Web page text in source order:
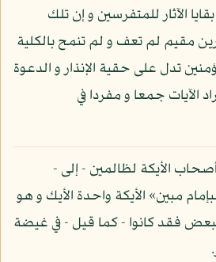
الآثار للمتفرسين و إن تلك
مقيم لم تعف و لم تنمح بالكلية
تدل على حقية الإنذار و الدعوة
الآيات جمعا و مفردا في
الأيكة لظالمين - إلى -
مبين» الأيكة واحدة الأيك و هو
فقد كانوا - كما قيل - في غيضة